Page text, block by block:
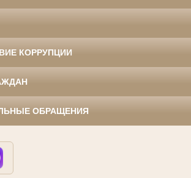
КОРРУПЦИИ
ОБРАЩЕНИЯ